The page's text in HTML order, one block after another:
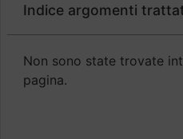
Indice argomenti
Non sono state trovate
pagina.